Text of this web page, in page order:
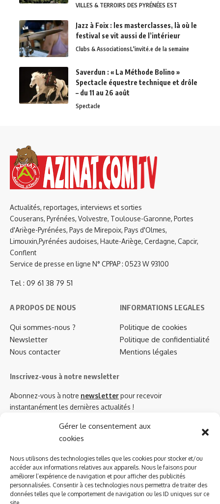
Gérer le consentement aux
cookies
Nous utilisons des technologies telles que les cookies pour stocker et/ou
accéder aux informations relatives aux appareils. Nous le faisons pour
améliorer l’expérience de navigation et pour afficher des publicités
personnalisées. Consentir à ces technologies nous permettra de traiter des
données telles que le comportement de navigation ou les ID uniques sur ce
VILLES & TERROIRS DES PYRÉNÉES EST
Jazz à Foix : les masterclasses, là où le
festival se vit aussi de l’intérieur
Clubs & AssociationsL'invité.e de la semaine
Saverdun : « La Méthode Bolino »
Spectacle équestre technique et drôle
– du 11 au 26 août
Spectacle
Actualités, reportages, interviews et sorties
Couserans, Pyrénées, Volvestre, Toulouse-Garonne, Portes
d'Ariège-Pyrénées, Pays de Mirepoix, Pays d'Olmes,
Limouxin,Pyrénées audoises, Haute-Ariège, Cerdagne, Capcir,
Conflent
Service de presse en ligne N° CPPAP : 0523 W 93100
Tel : 09 61 38 79 51
A PROPOS DE NOUS
Qui sommes-nous ?
Newsletter
Nous contacter
INFORMATIONS LEGALES
Politique de cookies
Politique de confidentialité
Mentions légales
Inscrivez-vous à notre newsletter
Abonnez-vous à notre newsletterpour recevoir
instantanément les dernières actualités !
Azinat.com TV soutient